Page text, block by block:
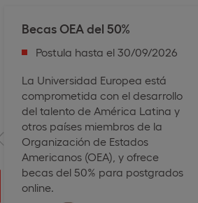
Becas OEA del 50%
Postula hasta el 30/09/2026
La Universidad Europea está
comprometida con el desarrollo
del talento de América Latina y
otros países miembros de la
Organización de Estados
Americanos (OEA), y ofrece
becas del 50% para postgrados
online.